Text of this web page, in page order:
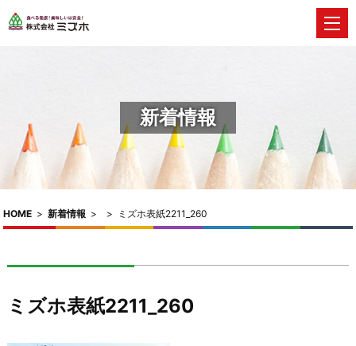
新着情報
HOME > 新着情報 > > ミズホ表紙2211_260
ミズホ表紙2211_260